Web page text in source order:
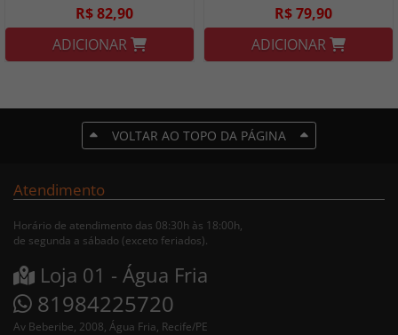
R$ 82,90
ADICIONAR
R$ 79,90
ADICIONAR
VOLTAR AO TOPO DA PÁGINA
Atendimento
Horário de atendimento das 08:30h às 18:00h,
de segunda a sábado (exceto feriados).
Loja 01 - Água Fria
81984225720
Av Beberibe, 2008, Água Fria, Recife/PE